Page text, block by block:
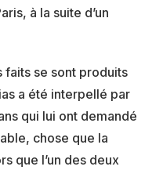
à la suite d’un
faits se sont produits
a été interpellé par
qui lui ont demandé
chose que la
que l’un des deux